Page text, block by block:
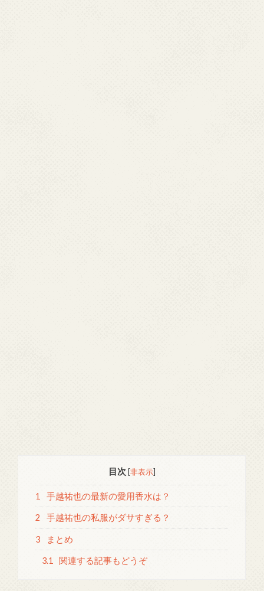
目次 [非表示]
1 手越祐也の最新の愛用香水は？
2 手越祐也の私服がダサすぎる？
3 まとめ
3.1 関連する記事もどうぞ